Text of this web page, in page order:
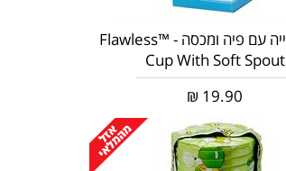
כוס שתייה עם פיה ומכסה - Flawless™
Cup With Soft Spout
19.90
₪